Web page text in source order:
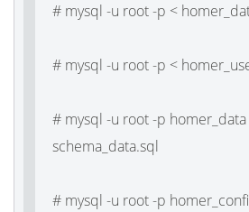
# mysql -u root -p <
# mysql -u root -p <
# mysql -u root -p homer_data
schema_data.sql
# mysql -u root -p